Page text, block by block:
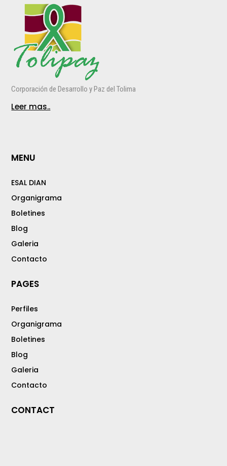
Corporación de Desarrollo y Paz del Tolima
Leer mas..
MENU
ESAL DIAN
Organigrama
Boletines
Blog
Galeria
Contacto
PAGES
Perfiles
Organigrama
Boletines
Blog
Galeria
Contacto
CONTACT